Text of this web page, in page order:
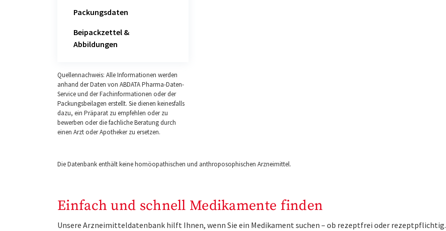
Packungsdaten
Beipackzettel &
Abbildungen
Quellennachweis: Alle Informationen werden
anhand der Daten von ABDATA Pharma-Daten-
Service und der Fachinformationen oder der
Packungsbeilagen erstellt. Sie dienen keinesfalls
dazu, ein Präparat zu empfehlen oder zu
bewerben oder die fachliche Beratung durch
einen Arzt oder Apotheker zu ersetzen.
Die Datenbank enthält keine homöopathischen und anthroposophischen Arzneimittel.
Einfach und schnell Medikamente finden
Unsere Arzneimitteldatenbank hilft Ihnen, wenn Sie ein Medikament suchen – ob rezeptfrei oder rezeptpflichtig.